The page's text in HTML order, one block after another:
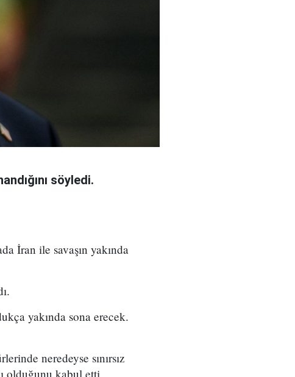
söyledi.
İran ile savaşın yakında
yakında sona erecek.
neredeyse sınırsız
olduğunu kabul etti.